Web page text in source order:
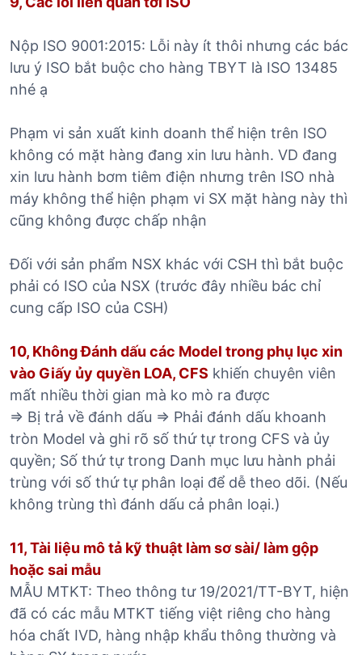
Nộp ISO 9001:2015: Lỗi này ít thôi nhưng các bác
lưu ý ISO bắt buộc cho hàng TBYT là ISO 13485
nhé ạ
Phạm vi sản xuất kinh doanh thể hiện trên ISO
không có mặt hàng đang xin lưu hành. VD đang
xin lưu hành bơm tiêm điện nhưng trên ISO nhà
máy không thể hiện phạm vi SX mặt hàng này thì
cũng không được chấp nhận
Đối với sản phẩm NSX khác với CSH thì bắt buộc
phải có ISO của NSX (trước đây nhiều bác chỉ
cung cấp ISO của CSH)
10, Không Đánh dấu các Model trong phụ lục xin
vào Giấy ủy quyền LOA, CFS khiến chuyên viên
mất nhiều thời gian mà ko mò ra được
=> Bị trả về đánh dấu => Phải đánh dấu khoanh
tròn Model và ghi rõ số thứ tự trong CFS và ủy
quyền; Số thứ tự trong Danh mục lưu hành phải
trùng với số thứ tự phân loại để dễ theo dõi. (Nếu
không trùng thì đánh dấu cả phân loại.)
11, Tài liệu mô tả kỹ thuật làm sơ sài/ làm gộp
hoặc sai mẫu
MẪU MTKT: Theo thông tư 19/2021/TT-BYT, hiện
đã có các mẫu MTKT tiếng việt riêng cho hàng
hóa chất IVD, hàng nhập khẩu thông thường và